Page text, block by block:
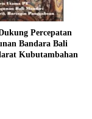
Percepatan
Bandara Bali
Kubutambahan